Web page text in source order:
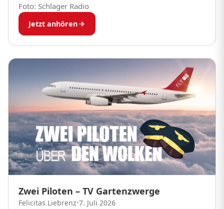
Foto: Schlager Radio
Jetzt anhören
Zwei Piloten – TV Gartenzwerge
Felicitas Liebrenz•7. Juli 2026